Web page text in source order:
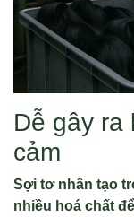
Dễ gây ra
cảm
Sợi tơ nhân tạo
nhiều hoá chất